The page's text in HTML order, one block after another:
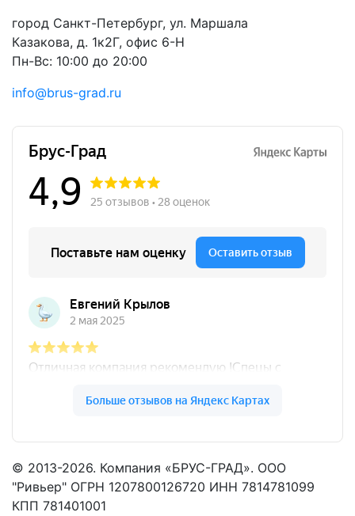
город Санкт-Петербург, ул. Маршала
Казакова, д. 1к2Г, офис 6-H
Пн-Вс: 10:00 до 20:00
info@brus-grad.ru
© 2013-2026. Компания «БРУС-ГРАД». ООО
"Ривьер" ОГРН 1207800126720 ИНН 7814781099
КПП 781401001